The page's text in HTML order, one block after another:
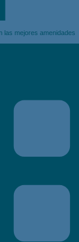
las mejores amenidades